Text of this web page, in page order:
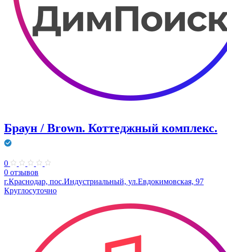
Браун / Brown. Коттеджный комплекс.
0
0 отзывов
г.Краснодар, пос.Индустриальный, ул.Евдокимовская, 97
Круглосуточно